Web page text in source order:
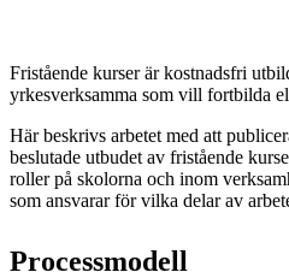
Fristående kurser är kostnadsfri
yrkesverksamma som vill fortbilda
Här beskrivs arbetet med att
beslutade utbudet av fristående
roller på skolorna och inom
som ansvarar för vilka delar av
Processmodell